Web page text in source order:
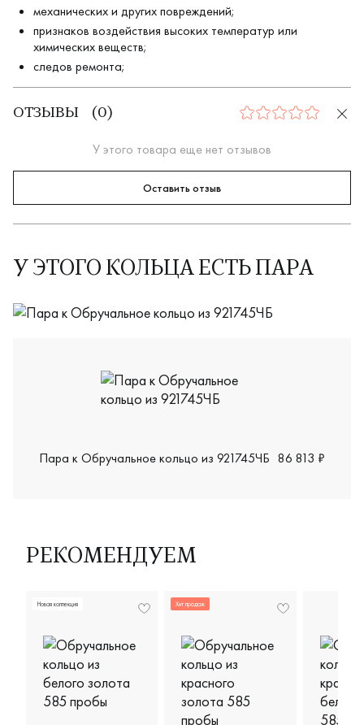
механических и других повреждений;
признаков воздействия высоких температур или
химических веществ;
следов ремонта;
ОТЗЫВЫ ( 0) 0
У этого товара еще нет отзывов
Оставить отзыв
У ЭТОГО КОЛЬЦА ЕСТЬ ПАРА
Пара к Обручальное кольцо из 921745ЧБ 86 813 ₽
РЕКОМЕНДУЕМ
Новая коллекция Хит продаж